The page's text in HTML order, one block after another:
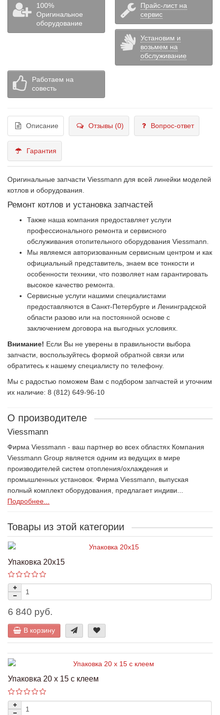
100%
Оригинальное
оборудование
Прайс-лист на
сервис
Установим и
возьмем на
обслуживание
Работаем на
совесть
Описание Отзывы (0) Вопрос-ответ
Гарантия
Оригинальные запчасти Viessmann для всей линейки моделей
котлов и оборудования.
Ремонт котлов и установка запчастей
Также наша компания предоставляет услуги
профессионального ремонта и сервисного
обслуживания отопительного оборудования Viessmann.
Мы являемся авторизованным сервисным центром и как
официальный представитель, знаем все тонкости и
особенности техники, что позволяет нам гарантировать
высокое качество ремонта.
Сервисные услуги нашими специалистами
предоставляются в Санкт-Петербурге и Ленинградской
области разово или на постоянной основе с
заключением договора на выгодных условиях.
Внимание! Если Вы не уверены в правильности выбора
запчасти, воспользуйтесь формой обратной связи или
обратитесь к нашему специалисту по телефону.
Мы с радостью поможем Вам с подбором запчастей и уточним
их наличие: 8 (812) 649-96-10
О производителе
Viessmann
Фирма Viessmann - ваш партнер во всех областях Компания
Viessmann Group является одним из ведущих в мире
производителей систем отопления/охлаждения и
промышленных установок. Фирма Viessmann, выпуская
полный комплект оборудования, предлагает индиви...
Подробнее...
Товары из этой категории
Упаковка 20х15
6 840 руб.
В корзину
Упаковка 20 x 15 с клеем